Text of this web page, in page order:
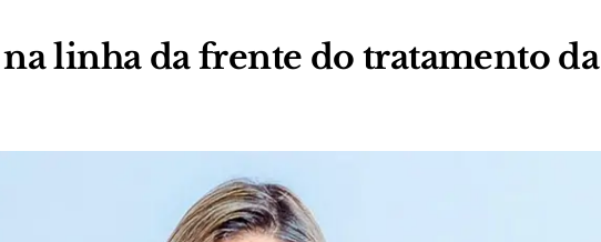
linha da frente do tratamento da